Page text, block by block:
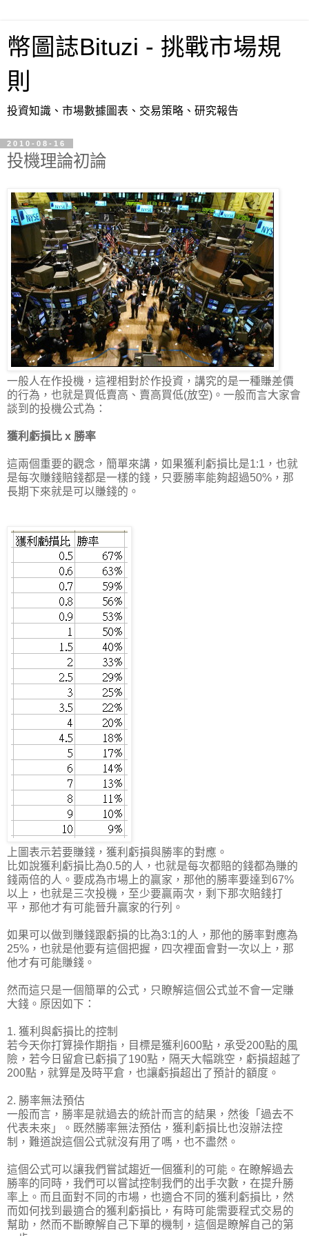
幣圖誌Bituzi - 挑戰市場規
則
投資知識、市場數據圖表、交易策略、研究報告
2010-08-16
投機理論初論
一般人在作投機，這裡相對於作投資，講究的是一種賺差價
的行為，也就是買低賣高、賣高買低(放空)。一般而言大家會
談到的投機公式為：
獲利虧損比 x 勝率
這兩個重要的觀念，簡單來講，如果獲利虧損比是1:1，也就
是每次賺錢賠錢都是一樣的錢，只要勝率能夠超過50%，那
長期下來就是可以賺錢的。
上圖表示若要賺錢，獲利虧損與勝率的對應。
比如說獲利虧損比為0.5的人，也就是每次都賠的錢都為賺的
錢兩倍的人。要成為市場上的贏家，那他的勝率要達到67%
以上，也就是三次投機，至少要贏兩次，剩下那次賠錢打
平，那他才有可能晉升贏家的行列。
如果可以做到賺錢跟虧損的比為3:1的人，那他的勝率對應為
25%，也就是他要有這個把握，四次裡面會對一次以上，那
他才有可能賺錢。
然而這只是一個簡單的公式，只瞭解這個公式並不會一定賺
大錢。原因如下：
1. 獲利與虧損比的控制
若今天你打算操作期指，目標是獲利600點，承受200點的風
險，若今日留倉已虧損了190點，隔天大幅跳空，虧損超越了
200點，就算是及時平倉，也讓虧損超出了預計的額度。
2. 勝率無法預估
一般而言，勝率是就過去的統計而言的結果，然後「過去不
代表未來」。既然勝率無法預估，獲利虧損比也沒辦法控
制，難道說這個公式就沒有用了嗎，也不盡然。
這個公式可以讓我們嘗試趨近一個獲利的可能。在瞭解過去
勝率的同時，我們可以嘗試控制我們的出手次數，在提升勝
率上。而且面對不同的市場，也適合不同的獲利虧損比，然
而如何找到最適合的獲利虧損比，有時可能需要程式交易的
幫助，然而不斷瞭解自己下單的機制，這個是瞭解自己的第